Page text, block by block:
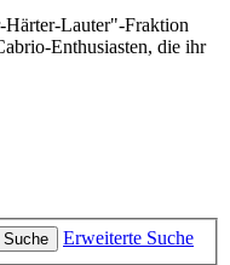
Lauter"-Fraktion
Enthusiasten, die ihr
Suche
Erweiterte Suche